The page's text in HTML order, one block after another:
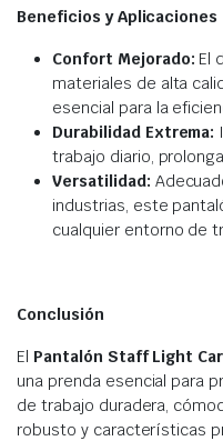
Beneficios y Aplicaciones
Confort Mejorado: El
materiales de alta
esencial para la
Durabilidad Extrema:
trabajo diario,
Versatilidad:
industrias, este
cualquier entorno de
Conclusión
El Pantalón Staff Light
una prenda esencial para
de trabajo duradera,
robusto y características